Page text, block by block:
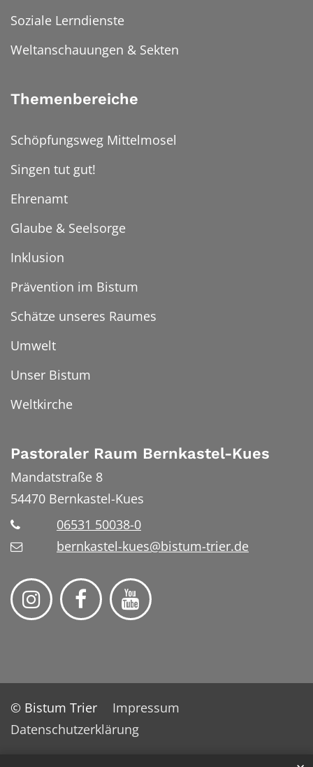
Soziale Lerndienste
Weltanschauungen & Sekten
Themenbereiche
Schöpfungsweg Mittelmosel
Singen tut gut!
Ehrenamt
Glaube & Seelsorge
Inklusion
Prävention im Bistum
Schätze unseres Raumes
Umwelt
Unser Bistum
Weltkirche
Pastoraler Raum Bernkastel-Kues
Mandatstraße 8
54470 Bernkastel-Kues
06531 50038-0
bernkastel-kues@bistum-trier.de
© Bistum Trier
Impressum
Datenschutzerklärung